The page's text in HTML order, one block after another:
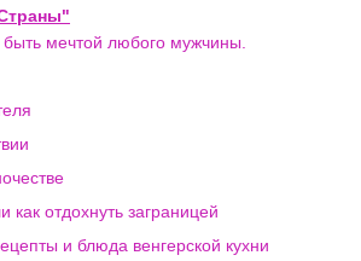
мечтой любого мужчины.
как отдохнуть заграницей
и блюда венгерской кухни